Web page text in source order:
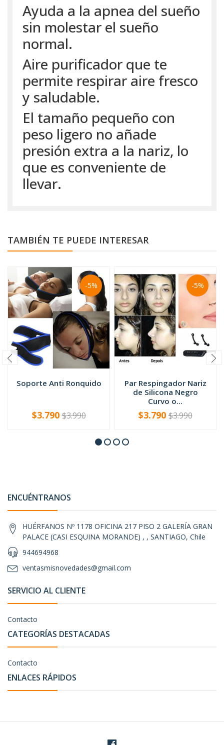
Ayuda a la apnea del sueño
sin molestar el sueño
normal.
Aire purificador que te
permite respirar aire fresco
y saludable.
El tamaño pequeño con
peso ligero no añade
presión extra a la nariz, lo
que es conveniente de
llevar.
TAMBIÉN TE PUEDE INTERESAR
-5%
Soporte Anti Ronquido
+
$3.790$3.990
-5%
Par Respingador Nariz
de Silicona Negro
Curvo o...
VER OPCIONES
$3.790$3.990
ENCUÉNTRANOS
HUÉRFANOS Nº 1178 OFICINA 217 PISO 2 GALERÍA GRAN
PALACE (CASI ESQUINA MORANDE) , , SANTIAGO, Chile
944694968
ventasmisnovedades@gmail.com
SERVICIO AL CLIENTE
Contacto
CATEGORÍAS DESTACADAS
Contacto
ENLACES RÁPIDOS